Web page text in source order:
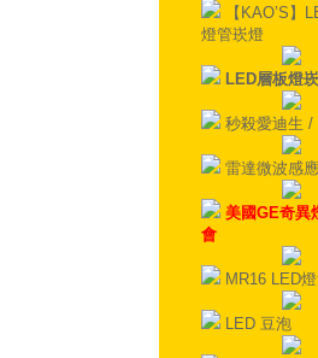
【KAO’S】
燈管崁燈
LED層板燈
秒殺愛迪生 /
雷達微波感
美國GE奇異
會
MR16 LED
LED 豆泡